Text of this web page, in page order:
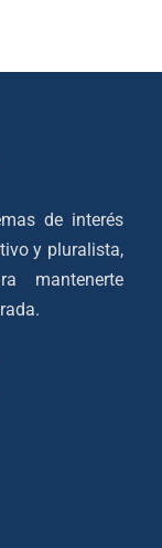
de interés
y pluralista,
mantenerte